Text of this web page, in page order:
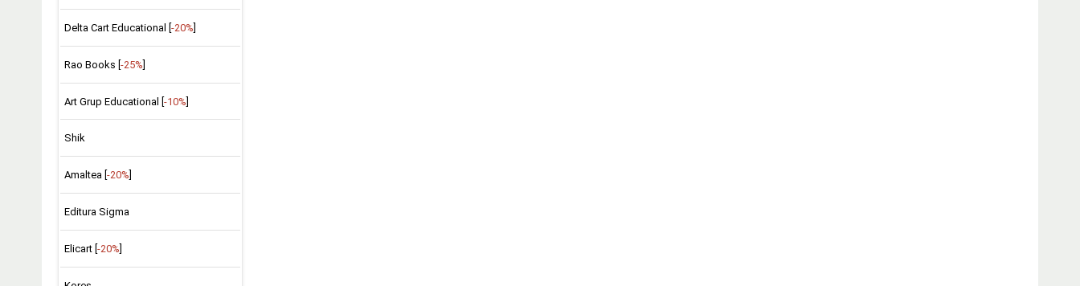
Delta Cart Educational [ -20%
Rao Books [-25%]
Art Grup Educational [-10%]
Shik
Amaltea [ -20%
Editura Sigma
Elicart [ -20%